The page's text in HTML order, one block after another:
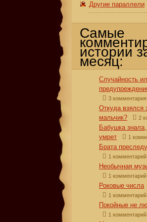
Другие параллели
Самые
истории
месяц:
Случайность
3 комментария
Откуда взялся
мальчик?
2
Бабушка
умрет
1
Брата
1 комментарий
Необычная
1 комментарий
Роковые числа
1 комментарий
Покойные не
1 комментарий